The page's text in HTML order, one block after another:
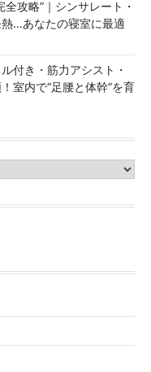
全攻略”｜シンサレート・
…あなたの寝室に最適
付き・筋力アシスト・
室内で“足腰と体幹”を育